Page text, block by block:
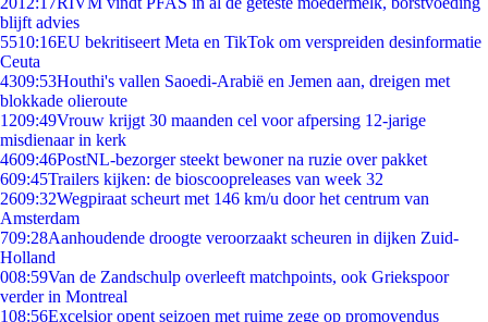
blijft advies
5510:16EU bekritiseert Meta en TikTok om verspreiden desinformatie
Ceuta
4309:53Houthi's vallen Saoedi-Arabië en Jemen aan, dreigen met
blokkade olieroute
1209:49Vrouw krijgt 30 maanden cel voor afpersing 12-jarige
misdienaar in kerk
4609:46PostNL-bezorger steekt bewoner na ruzie over pakket
609:45Trailers kijken: de bioscoopreleases van week 32
2609:32Wegpiraat scheurt met 146 km/u door het centrum van
Amsterdam
709:28Aanhoudende droogte veroorzaakt scheuren in dijken Zuid-
Holland
008:59Van de Zandschulp overleeft matchpoints, ook Griekspoor
verder in Montreal
108:56Excelsior opent seizoen met ruime zege op promovendus